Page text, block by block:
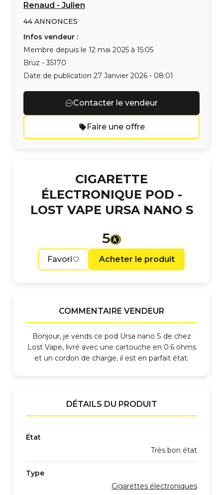
Renaud - Julien
44 ANNONCES
Infos vendeur :
Membre depuis le 12 mai 2025 à 15:05
Bruz -35170
Date de publication 27 Janvier 2026 - 08:01
Contacter le vendeur
Faire une offre
CIGARETTE
ÉLECTRONIQUE POD -
LOST VAPE URSA NANO S
5
Favori Acheter le produit
COMMENTAIRE VENDEUR
Bonjour, je vends ce pod Ursa nano S de chez
Lost Vape, livré avec une cartouche en 0.6 ohms
et un cordon de charge, il est en parfait état.
DÉTAILS DU PRODUIT
État
Très bon état
Type
Cigarettes électroniques